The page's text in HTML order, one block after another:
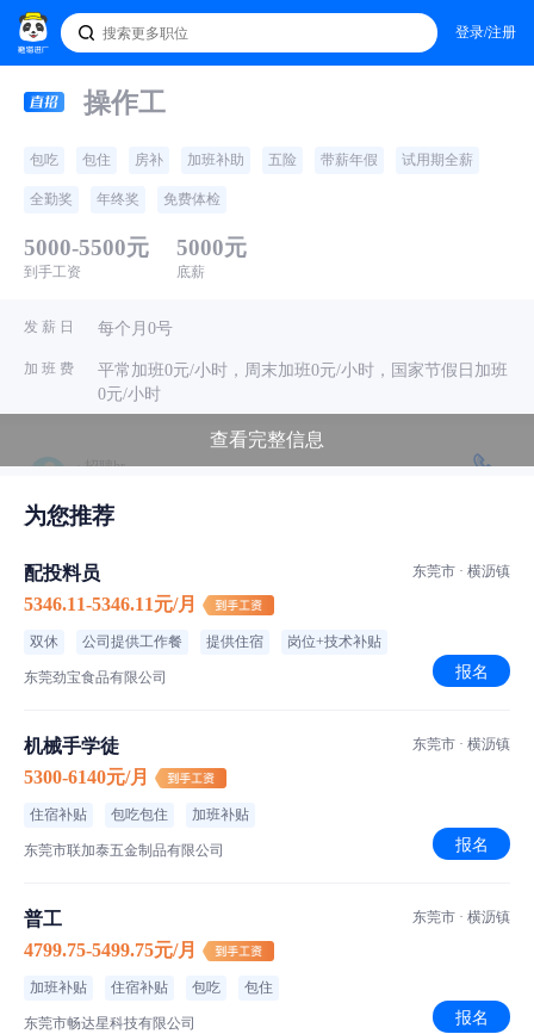
登录/注册
操作工
包吃 包住 房补 加班补助 五险 带薪年假 试用期全薪
全勤奖 年终奖 免费体检
5000-5500元
到手工资
5000元
底薪
发 薪 日 每个月0号
加 班 费
平常加班0元/小时，周末加班0元/小时，国家节假日加班
0元/小时
· 招聘hr
职位介绍
车间环境
工作地点 东莞市横沥镇
岗位职责：
产任务；
2、按工艺要求进行生产操作；
3、服从领导安排，完成本岗以外的技术学习任务；
4、完成领导交办的临时工作；
查看完整信息
为您推荐
配投料员
5346.11-5346.11元/月
双休 公司提供工作餐 提供住宿 岗位+技术补贴
东莞劲宝食品有限公司
东莞市 · 横沥镇
报名
机械手学徒
5300-6140元/月
住宿补贴 包吃包住 加班补贴
东莞市联加泰五金制品有限公司
东莞市 · 横沥镇
报名
普工
4799.75-5499.75元/月
加班补贴 住宿补贴 包吃 包住
东莞市畅达星科技有限公司
东莞市 · 横沥镇
报名